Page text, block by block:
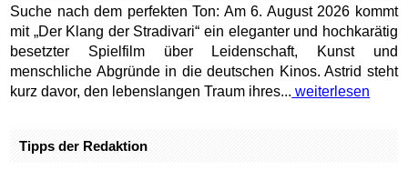
Suche nach dem perfekten Ton: Am 6. August 2026 kommt
mit „Der Klang der Stradivari“ ein eleganter und hochkarätig
besetzter Spielfilm über Leidenschaft, Kunst und
menschliche Abgründe in die deutschen Kinos. Astrid steht
kurz davor, den lebenslangen Traum ihres... weiterlesen
Tipps der Redaktion